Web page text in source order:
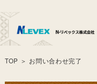
TOP ＞ お問い合わせ完了